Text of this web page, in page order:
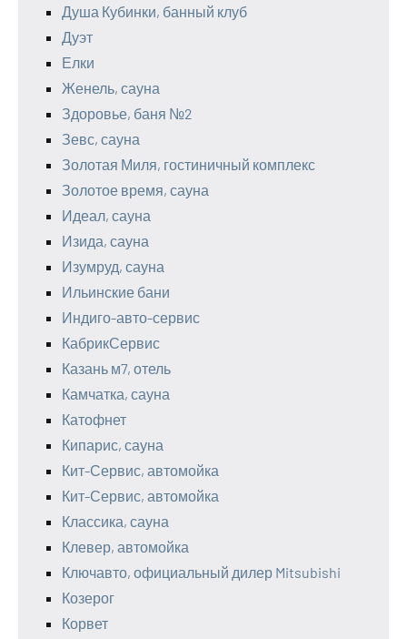
Душа Кубинки, банный клуб
Дуэт
Елки
Женель, сауна
Здоровье, баня №2
Зевс, сауна
Золотая Миля, гостиничный комплекс
Золотое время, сауна
Идеал, сауна
Изида, сауна
Изумруд, сауна
Ильинские бани
Индиго-авто-сервис
КабрикСервис
Казань м7, отель
Камчатка, сауна
Катофнет
Кипарис, сауна
Кит-Сервис, автомойка
Кит-Сервис, автомойка
Классика, сауна
Клевер, автомойка
Ключавто, официальный дилер Mitsubishi
Козерог
Корвет